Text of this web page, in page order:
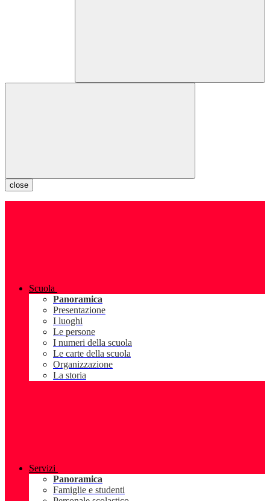
close
Scuola
Panoramica
Presentazione
I luoghi
Le persone
I numeri della scuola
Le carte della scuola
Organizzazione
La storia
Servizi
Panoramica
Famiglie e studenti